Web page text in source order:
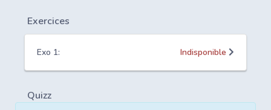
Exercices
Exo 1: Indisponible
Quizz